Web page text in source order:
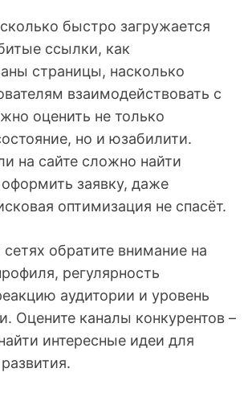
быстро загружается
ссылки, как
страницы, насколько
взаимодействовать с
оценить не только
но и юзабилити.
на сайте сложно найти
заявку, даже
оптимизация не спасёт.
обратите внимание на
регулярность
аудитории и уровень
Оцените каналы конкурентов –
интересные идеи для